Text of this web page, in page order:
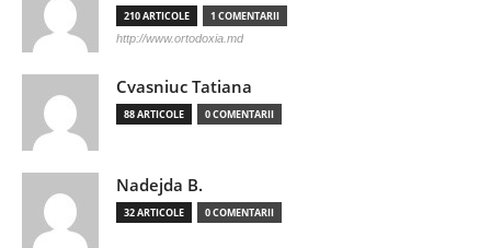
210 ARTICOLE 1 COMENTARII
http://www.ortodoxia.md
Cvasniuc Tatiana
88 ARTICOLE 0 COMENTARII
Nadejda B.
32 ARTICOLE 0 COMENTARII